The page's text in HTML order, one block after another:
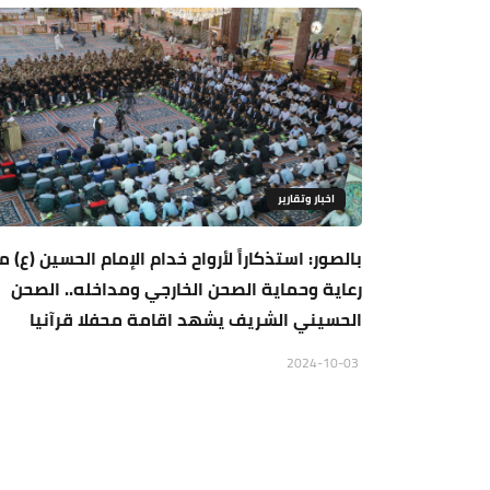
اخبار وتقارير
بالصور: استذكاراً لأرواح خدام الإمام الحسين (ع)
رعاية وحماية الصحن الخارجي ومداخله.. الصحن
الحسيني الشريف يشهد اقامة محفلا قرآنيا